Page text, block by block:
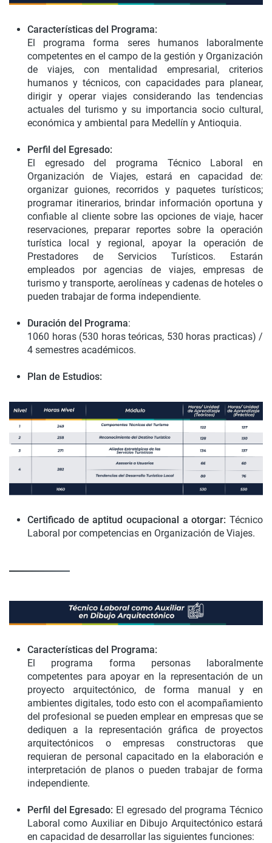
Características del Programa:
El programa forma seres humanos laboralmente
competentes en el campo de la gestión y Organización
de viajes, con mentalidad empresarial, criterios
humanos y técnicos, con capacidades para planear,
dirigir y operar viajes considerando las tendencias
actuales del turismo y su importancia socio cultural,
económica y ambiental para Medellín y Antioquia.
Perfil del Egresado:
El egresado del programa Técnico Laboral en
Organización de Viajes, estará en capacidad de:
organizar guiones, recorridos y paquetes turísticos;
programar itinerarios, brindar información oportuna y
confiable al cliente sobre las opciones de viaje, hacer
reservaciones, preparar reportes sobre la operación
turística local y regional, apoyar la operación de
Prestadores de Servicios Turísticos. Estarán
empleados por agencias de viajes, empresas de
turismo y transporte, aerolíneas y cadenas de hoteles o
pueden trabajar de forma independiente.
Duración del Programa:
1060 horas (530 horas teóricas, 530 horas practicas) /
4 semestres académicos.
Plan de Estudios:
Certificado de aptitud ocupacional a otorgar: Técnico
Laboral por competencias en Organización de Viajes.
Características del Programa:
El programa forma personas laboralmente
competentes para apoyar en la representación de un
proyecto arquitectónico, de forma manual y en
ambientes digitales, todo esto con el acompañamiento
del profesional se pueden emplear en empresas que se
dediquen a la representación gráfica de proyectos
arquitectónicos o empresas constructoras que
requieran de personal capacitado en la elaboración e
interpretación de planos o pueden trabajar de forma
independiente.
Perfil del Egresado: El egresado del programa Técnico
Laboral como Auxiliar en Dibujo Arquitectónico estará
en capacidad de desarrollar las siguientes funciones: